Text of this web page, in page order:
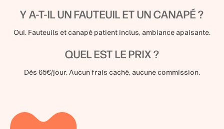
Y A-T-IL UN FAUTEUIL ET UN CANAPÉ ?
Oui. Fauteuils et canapé patient inclus, ambiance apaisante.
QUEL EST LE PRIX ?
Dès 65€/jour. Aucun frais caché, aucune commission.